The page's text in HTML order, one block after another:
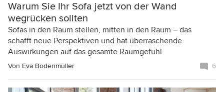
Warum Sie Ihr Sofa jetzt von der Wand
wegrücken sollten
Sofas in den Raum stellen, mitten in den Raum – das
schafft neue Perspektiven und hat überraschende
Auswirkungen auf das gesamte Raumgefühl
Von Eva Bodenmüller 6